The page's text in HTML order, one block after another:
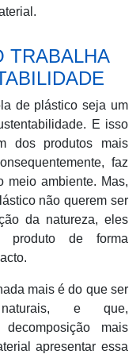
TRABALHA
de plástico seja um
E isso
dos produtos mais
faz
meio ambiente. Mas,
não querem ser
da natureza, eles
produto de forma
mais é do que ser
e que,
decomposição mais
apresentar essa